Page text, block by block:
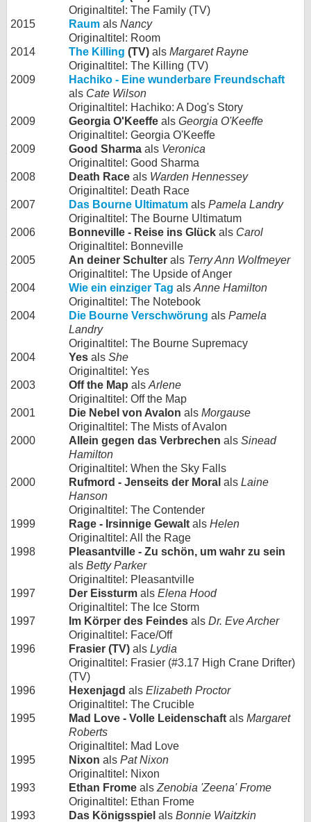
Originaltitel: The Family (TV)
2015
Raum als Nancy
Originaltitel: Room
2014
The Killing (TV) als Margaret Rayne
Originaltitel: The Killing (TV)
2009
Hachiko - Eine wunderbare Freundschaft
als Cate Wilson
Originaltitel: Hachiko: A Dog's Story
2009
Georgia O'Keeffe als Georgia O'Keeffe
Originaltitel: Georgia O'Keeffe
2009
Good Sharma als Veronica
Originaltitel: Good Sharma
2008
Death Race als Warden Hennessey
Originaltitel: Death Race
2007
Das Bourne Ultimatum als Pamela Landry
Originaltitel: The Bourne Ultimatum
2006
Bonneville - Reise ins Glück als Carol
Originaltitel: Bonneville
2005
An deiner Schulter als Terry Ann Wolfmeyer
Originaltitel: The Upside of Anger
2004
Wie ein einziger Tag als Anne Hamilton
Originaltitel: The Notebook
2004
Die Bourne Verschwörung als Pamela
Landry
Originaltitel: The Bourne Supremacy
2004
Yes als She
Originaltitel: Yes
2003
Off the Map als Arlene
Originaltitel: Off the Map
2001
Die Nebel von Avalon als Morgause
Originaltitel: The Mists of Avalon
2000
Allein gegen das Verbrechen als Sinead
Hamilton
Originaltitel: When the Sky Falls
2000
Rufmord - Jenseits der Moral als Laine
Hanson
Originaltitel: The Contender
1999
Rage - Irsinnige Gewalt als Helen
Originaltitel: All the Rage
1998
Pleasantville - Zu schön, um wahr zu sein
als Betty Parker
Originaltitel: Pleasantville
1997
Der Eissturm als Elena Hood
Originaltitel: The Ice Storm
1997
Im Körper des Feindes als Dr. Eve Archer
Originaltitel: Face/Off
1996
Frasier (TV) als Lydia
Originaltitel: Frasier (#3.17 High Crane Drifter)
(TV)
1996
Hexenjagd als Elizabeth Proctor
Originaltitel: The Crucible
1995
Mad Love - Volle Leidenschaft als Margaret
Roberts
Originaltitel: Mad Love
1995
Nixon als Pat Nixon
Originaltitel: Nixon
1993
Ethan Frome als Zenobia 'Zeena' Frome
Originaltitel: Ethan Frome
1993
Das Königsspiel als Bonnie Waitzkin